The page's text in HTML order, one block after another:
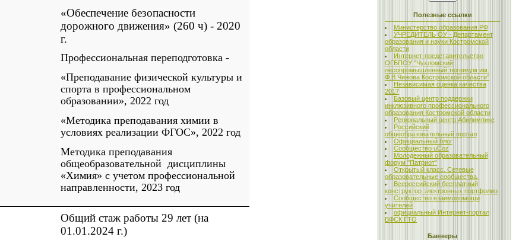
«Обеспечение безопасности
дорожного движения» (260 ч) - 2020
г.
Профессиональная переподготовка -
«Преподавание физической культуры и
спорта в профессиональном
образовании», 2022 год
«Методика преподавания химии в
условиях реализации ФГОС», 2022 год
Методика преподавания
общеобразовательной дисциплины
«Химия» с учетом профессиональной
направленности, 2023 год
Общий стаж работы 29 лет (на
01.01.2024 г.)
Полезные ссылки
Министерство образования РФ
УЧРЕДИТЕЛЬ ОУ - Департамент
образования и науки Костромской
области
Интернет-представительство
ОГБПОУ "Чухломский
лесопромышленный техникум им.
Ф.В.Чижова Костромской области"
Независимая оценка качества
2017
Базовый центр поддержки
инклюзивного профессионального
образования Костромской области
Региональный центр Абилимпикс
Российский
общеобразовательный портал
Официальный блог
Сообщество uCoz
Молодежный образовательный
форум "Патриот"
Открытый класс. Сетевые
образовательные сообщества.
Всероссийский бесплатный
конструктор электронных портфолио
Сообщество взаимопомощи
учителей
официальный Интернет-портал
ВФСК ГТО
Баннеры